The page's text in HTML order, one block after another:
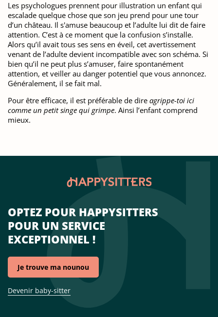
Les psychologues prennent pour illustration un enfant qui
escalade quelque chose que son jeu prend pour une tour
d’un château. Il s'amuse beaucoup et l’adulte lui dit de faire
attention. C’est à ce moment que la confusion s’installe.
Alors qu’il avait tous ses sens en éveil, cet avertissement
venant de l’adulte devient incompatible avec son schéma. Si
bien qu’il ne peut plus s’amuser, faire spontanément
attention, et veiller au danger potentiel que vous annoncez.
Généralement, il se fait mal.
Pour être efficace, il est préférable de dire agrippe-toi ici
comme un petit singe qui grimpe. Ainsi l’enfant comprend
mieux.
OPTEZ POUR HAPPYSITTERS
POUR UN SERVICE
EXCEPTIONNEL !
Je trouve ma nounou
Devenir baby-sitter